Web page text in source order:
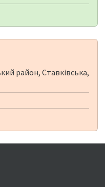
район, Ставківська,